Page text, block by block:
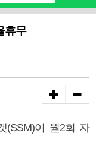
휴무
(SSM)이 월2회 자